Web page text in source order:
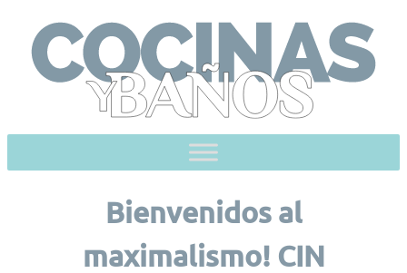
content
Bienvenidos al
maximalismo! CIN